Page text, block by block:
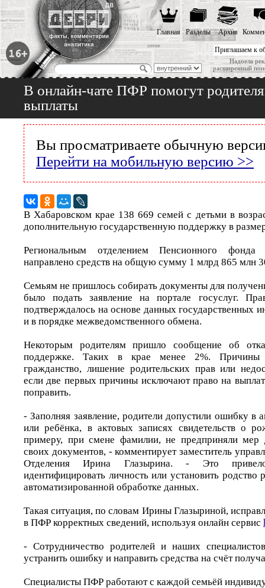
Приглашаем к
Надоела
расширенный
Главная Разделы Архив
В онлайн-чате ПФР помогут
выплаты
Вы просматриваете обычную
Перейти на мобильную версию >>
В Хабаровском крае 138 669 семей с детьми в
дополнительную государственную поддержку в
Региональным отделением Пенсионного
направлено средств на общую сумму 1 млрд 865 млн
Семьям не пришлось собирать документы для
было подать заявление на портале госуслуг.
подтверждалось на основе данных государственных
и в порядке межведомственного обмена.
Некоторым родителям пришло сообщение об
поддержке. Таких в крае менее 2%. Причины
гражданство, лишение родительских прав или
если две первых причины исключают право на
поправить.
- Заполняя заявление, родители допустили ошибку в
или ребёнка, в актовых записях свидетельств о
примеру, при смене фамилии, не предприняли мер
своих документов, - комментирует заместитель
Отделения Ирина Глазырина. - Это
идентифицировать личность или установить родство
автоматизированной обработке данных.
Такая ситуация, по словам Ирины Глазыриной,
в ПФР корректных сведений, используя онлайн сервис
- Сотрудничество родителей и наших
устранить ошибку и направить средства на счёт
Специалисты ПФР работают с каждой семьёй